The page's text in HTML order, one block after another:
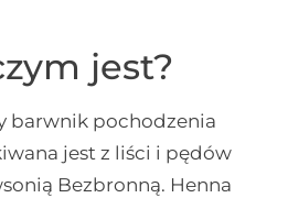
jest?
barwnik pochodzenia
jest z liści i pędów
Bezbronną. Henna